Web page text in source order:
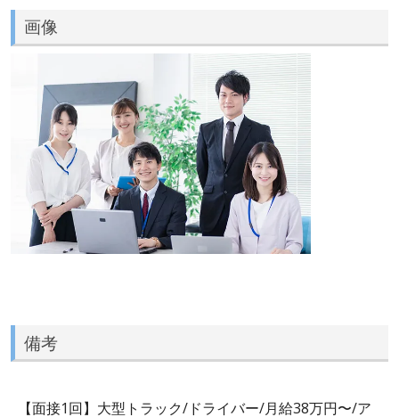
画像
備考
【面接1回】大型トラック/ドライバー/月給38万円〜/ア